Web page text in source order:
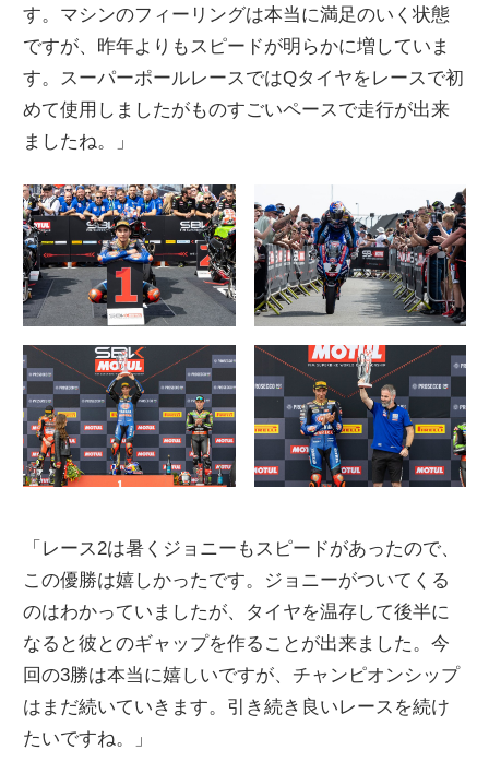
す。マシンのフィーリングは本当に満足のいく状態
ですが、昨年よりもスピードが明らかに増していま
す。スーパーポールレースではQタイヤをレースで初
めて使用しましたがものすごいペースで走行が出来
ましたね。」
「レース2は暑くジョニーもスピードがあったので、
この優勝は嬉しかったです。ジョニーがついてくる
のはわかっていましたが、タイヤを温存して後半に
なると彼とのギャップを作ることが出来ました。今
回の3勝は本当に嬉しいですが、チャンピオンシップ
はまだ続いていきます。引き続き良いレースを続け
たいですね。」